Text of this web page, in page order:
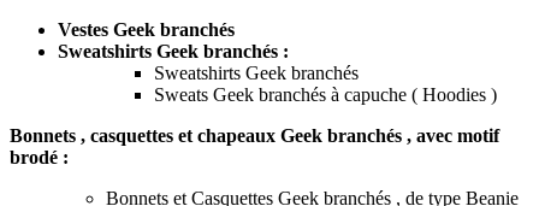
Vestes Geek branchés
Sweatshirts Geek branchés :
Sweatshirts Geek branchés
Sweats Geek branchés à capuche ( Hoodies )
Bonnets , casquettes et chapeaux Geek branchés , avec motif
brodé :
Bonnets et Casquettes Geek branchés , de type Beanie